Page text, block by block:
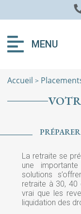
MENU
Accueil >
La retraite se
une
solutions
retraite à 30, 40
vrai que les
liquidation des